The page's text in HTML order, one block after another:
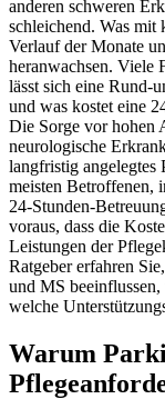
anderen schweren
schleichend. Was mit
Verlauf der Monate
heranwachsen. Viele
lässt sich eine Rund-
und was kostet eine
Die Sorge vor hohen
neurologische
langfristig angelegtes
meisten Betroffenen,
24-Stunden-
voraus, dass die
Leistungen der
Ratgeber erfahren
und MS
welche
Warum